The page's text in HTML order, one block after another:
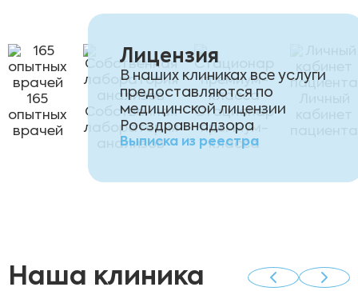
165
опытных
врачей
Собственная
лаборатория
анализов
Стационар
премиум-
класса
Лицензия
В наших клиниках все услуги
предоставляются по
медицинской лицензии
Росздравнадзора
Выписка из реестра
Наша клиника